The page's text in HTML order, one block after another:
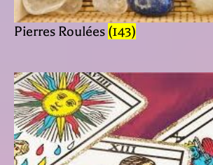
Pierres Roulées (143)